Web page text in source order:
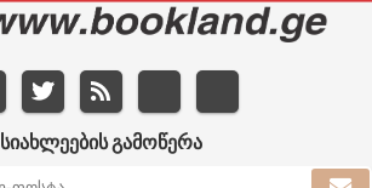
ᲡᲘᲐᲮᲚᲔᲔᲑᲘᲡ ᲒᲐᲛᲝᲬᲔᲠᲐ